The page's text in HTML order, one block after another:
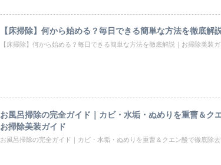
【床掃除】何から始める？毎日できる簡単な方法を徹底解
【床掃除】何から始める？毎日できる簡単な方法を徹底解説｜お掃除美装
お風呂掃除の完全ガイド｜カビ・水垢・ぬめりを重曹＆ク
お掃除美装ガイド
お風呂掃除の完全ガイド｜カビ・水垢・ぬめりを重曹＆クエン酸で徹底除